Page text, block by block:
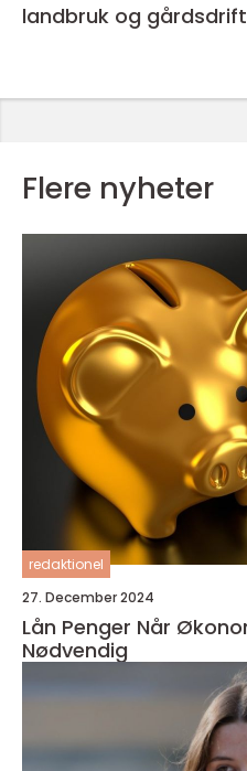
landbruk og gårdsdrift
Flere nyheter
redaktionel
27. December 2024
Lån Penger Når Økonomisk Fleksibilitet Blir
Nødvendig